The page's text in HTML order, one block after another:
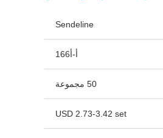
Sendeline
أ-أ166
50 مجموعة
USD 2.73-3.42 set